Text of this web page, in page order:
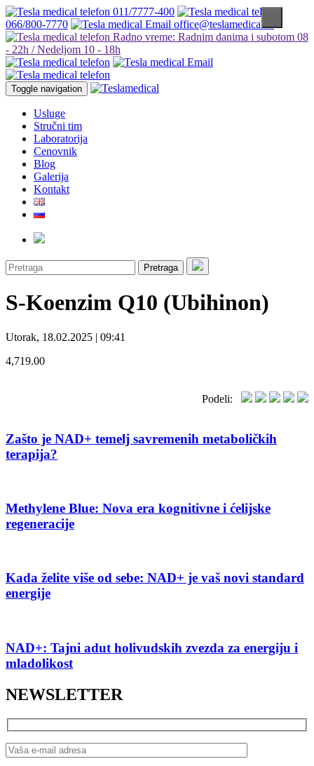
011/7777-400
066/800-7770
office@teslamedical.rs
Radno vreme: Radnim danima i subotom 08
- 22h / Nedeljom 10 - 18h
Toggle navigation
Usluge
Stručni tim
Laboratorija
Cenovnik
Blog
Galerija
Kontakt
Pretraga
S-Koenzim Q10 (Ubihinon)
Utorak, 18.02.2025 | 09:41
4,719.00
Podeli:
Zašto je NAD+ temelj savremenih metaboličkih
terapija?
Methylene Blue: Nova era kognitivne i ćelijske
regeneracije
Kada želite više od sebe: NAD+ je vaš novi standard
energije
NAD+: Tajni adut holivudskih zvezda za energiju i
mladolikost
NEWSLETTER